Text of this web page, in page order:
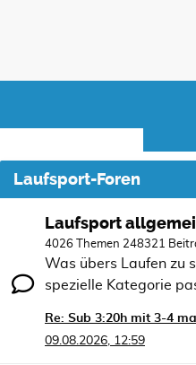
Laufsport-Foren
Laufsport
4026 Themen 248321
Was übers Laufen zu
spezielle Kategorie
Re: Sub 3:20h mit 3-4
09.08.2026, 12:59